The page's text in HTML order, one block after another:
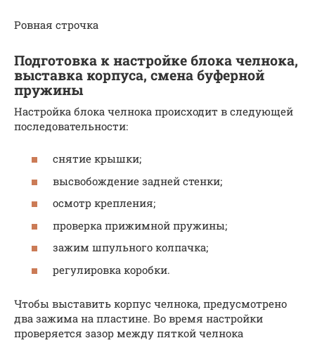
Ровная строчка
Подготовка к настройке блока челнока,
выставка корпуса, смена буферной
пружины
Настройка блока челнока происходит в следующей
последовательности:
снятие крышки;
высвобождение задней стенки;
осмотр крепления;
проверка прижимной пружины;
зажим шпульного колпачка;
регулировка коробки.
Чтобы выставить корпус челнока, предусмотрено
два зажима на пластине. Во время настройки
проверяется зазор между пяткой челнока